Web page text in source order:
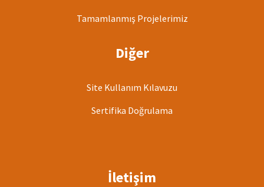
Tamamlanmış Projelerimiz
Diğer
Site Kullanım Kılavuzu
Sertifika Doğrulama
İletişim